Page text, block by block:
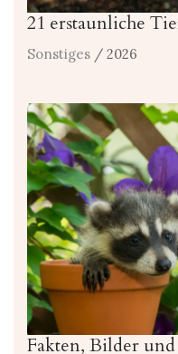
21 erstaunliche
Sonstiges / 2026
Fakten, Bilder